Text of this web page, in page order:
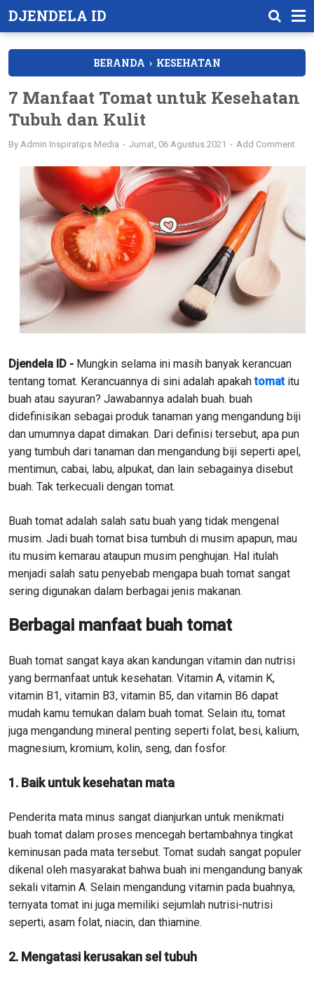
DJENDELA ID
BERANDA › KESEHATAN
7 Manfaat Tomat untuk Kesehatan
Tubuh dan Kulit
By Admin Inspiratips Media Jumat, 06 Agustus 2021 Add Comment
Djendela ID - Mungkin selama ini masih banyak kerancuan
tentang tomat. Kerancuannya di sini adalah apakahtomatitu
buah atau sayuran? Jawabannya adalah buah. buah
didefinisikan sebagai produk tanaman yang mengandung biji
dan umumnya dapat dimakan. Dari definisi tersebut, apa pun
yang tumbuh dari tanaman dan mengandung biji seperti apel,
mentimun, cabai, labu, alpukat, dan lain sebagainya disebut
buah. Tak terkecuali dengan tomat.
Buah tomat adalah salah satu buah yang tidak mengenal
musim. Jadi buah tomat bisa tumbuh di musim apapun, mau
itu musim kemarau ataupun musim penghujan. Hal itulah
menjadi salah satu penyebab mengapa buah tomat sangat
sering digunakan dalam berbagai jenis makanan.
Berbagai manfaat buah tomat
Buah tomat sangat kaya akan kandungan vitamin dan nutrisi
yang bermanfaat untuk kesehatan. Vitamin A, vitamin K,
vitamin B1, vitamin B3, vitamin B5, dan vitamin B6 dapat
mudah kamu temukan dalam buah tomat. Selain itu, tomat
juga mengandung mineral penting seperti folat, besi, kalium,
magnesium, kromium, kolin, seng, dan fosfor.
1. Baik untuk kesehatan mata
Penderita mata minus sangat dianjurkan untuk menikmati
buah tomat dalam proses mencegah bertambahnya tingkat
keminusan pada mata tersebut. Tomat sudah sangat populer
dikenal oleh masyarakat bahwa buah ini mengandung banyak
sekali vitamin A. Selain mengandung vitamin pada buahnya,
ternyata tomat ini juga memiliki sejumlah nutrisi-nutrisi
seperti, asam folat, niacin, dan thiamine.
2. Mengatasi kerusakan sel tubuh